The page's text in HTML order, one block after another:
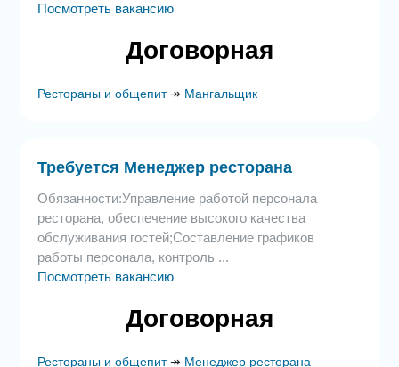
Посмотреть вакансию
Договорная
Рестораны и общепит↠ Мангальщик
Требуется Менеджер ресторана
Обязанности:Управление работой персонала
ресторана, обеспечение высокого качества
обслуживания гостей;Составление графиков
работы персонала, контроль ...
Посмотреть вакансию
Договорная
Рестораны и общепит↠ Менеджер ресторана